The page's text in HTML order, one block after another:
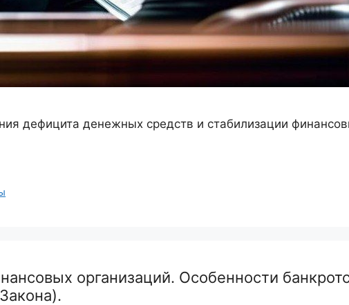
дефицита денежных средств и стабилизации
организаций. Особенности